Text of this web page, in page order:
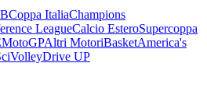
Coppa ItaliaChampions
LeagueCalcio EsteroSupercoppa
MotoGPAltri MotoriBasketAmerica's
VolleyDrive UP